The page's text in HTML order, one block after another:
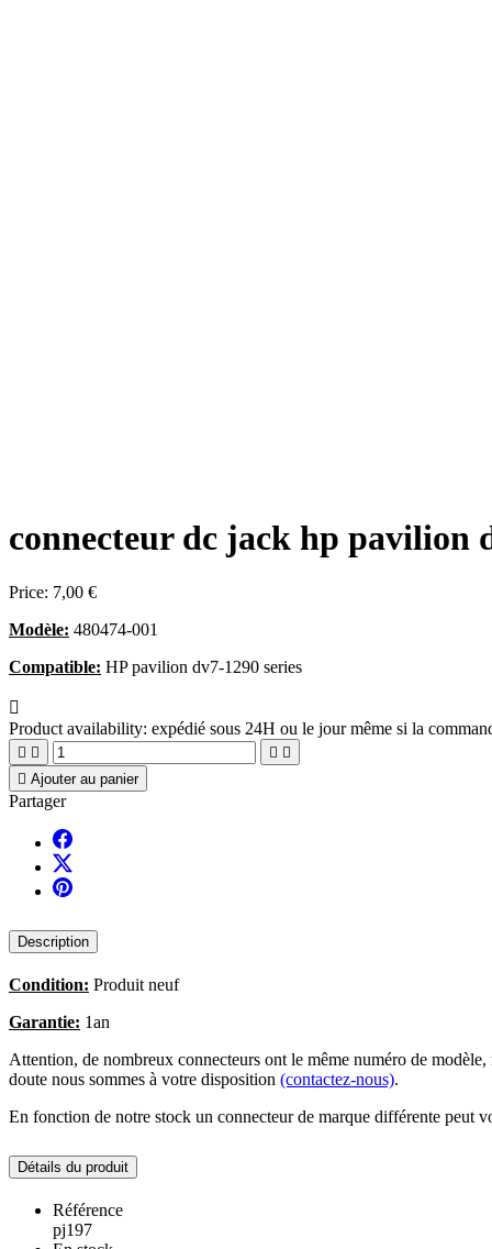
connecteur dc jack hp pavilion
Price: 7,00 €
Modèle: 480474-001
Compatible: HP pavilion dv7-1290 series

Product availability: expédié sous 24H ou le jour même si la
   
 Ajouter au panier
Partager
Description
Condition: Produit neuf
Garantie: 1an
Attention, de nombreux connecteurs ont le même numéro de
doute nous sommes à votre disposition (contactez-nous).
En fonction de notre stock un connecteur de marque différente peut
Détails du produit
Référence
pj197